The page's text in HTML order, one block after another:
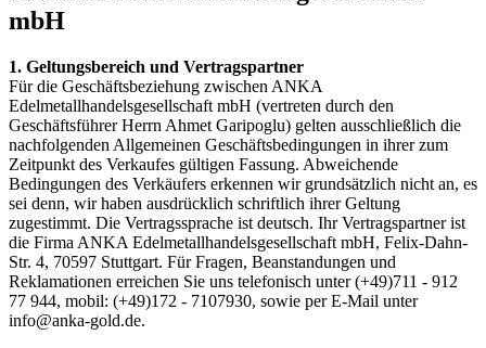
mbH
1. Geltungsbereich und Vertragspartner
Für die Geschäftsbeziehung zwischen ANKA
Edelmetallhandelsgesellschaft mbH (vertreten durch den
Geschäftsführer Herrn Ahmet Garipoglu) gelten ausschließlich die
nachfolgenden Allgemeinen Geschäftsbedingungen in ihrer zum
Zeitpunkt des Verkaufes gültigen Fassung. Abweichende
Bedingungen des Verkäufers erkennen wir grundsätzlich nicht an, es
sei denn, wir haben ausdrücklich schriftlich ihrer Geltung
zugestimmt. Die Vertragssprache ist deutsch. Ihr Vertragspartner ist
die Firma ANKA Edelmetallhandelsgesellschaft mbH, Felix-Dahn-
Str. 4, 70597 Stuttgart. Für Fragen, Beanstandungen und
Reklamationen erreichen Sie uns telefonisch unter (+49)711 - 912
77 944, mobil: (+49)172 - 7107930, sowie per E-Mail unter
info@anka-gold.de.